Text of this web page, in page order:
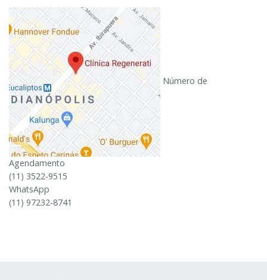
Número de
Agendamento
(11) 3522-9515
WhatsApp
(11) 97232-8741